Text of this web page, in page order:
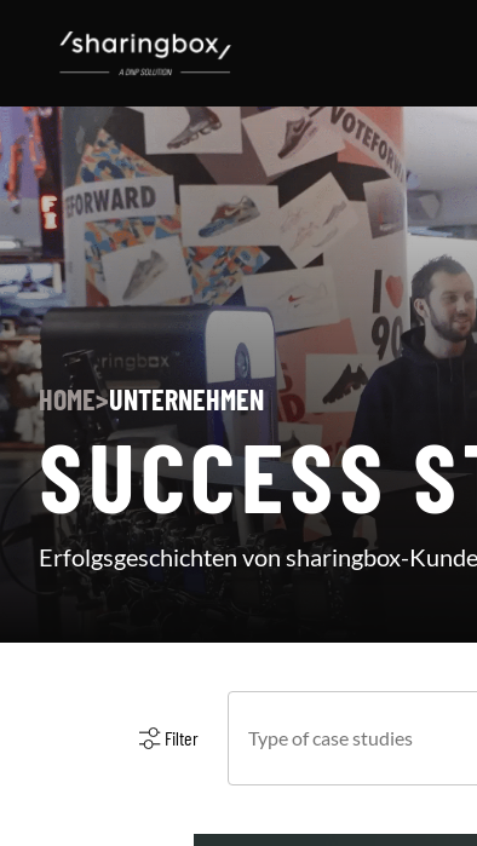
HOME>UNTERNEHMEN
SUCCESS
Erfolgsgeschichten von sharingbox-
Filter
Select content